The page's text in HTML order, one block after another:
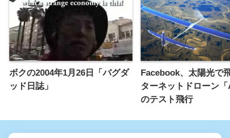
ボクの2004年1月26日「バグダ
ッド日誌」
Facebook、太陽光で
ターネットドローン
のテスト飛行